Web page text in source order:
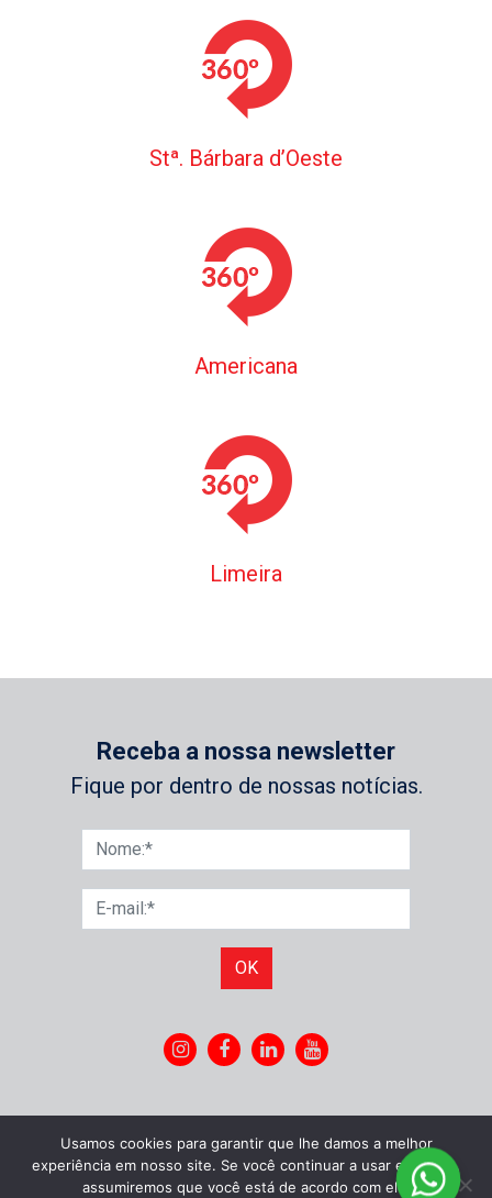
Stª. Bárbara d’Oeste
Americana
Limeira
Receba a nossa newsletter
Fique por dentro de nossas notícias.
OK
Usamos cookies para garantir que lhe damos a melhor
experiência em nosso site. Se você continuar a usar este site,
assumiremos que você está de acordo com ele.